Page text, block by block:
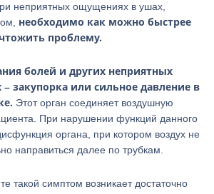
неприятных ощущениях в ушах,
необходимо как можно быстрее
проблему.
болей и других неприятных
закупорка или сильное давление в
Этот орган соединяет воздушную
При нарушении функций данного
органа, при котором воздух не
направиться далее по трубкам.
такой симптом возникает достаточно